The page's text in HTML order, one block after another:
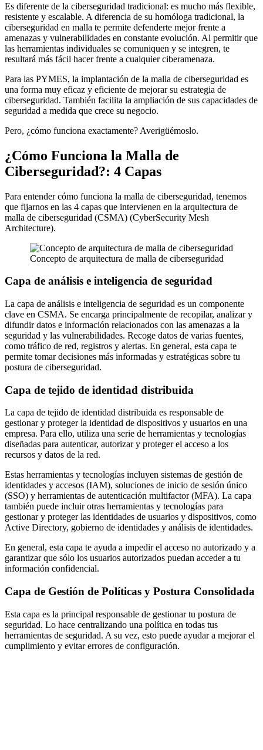
Es diferente de la ciberseguridad tradicional: es mucho más flexible,
resistente y escalable. A diferencia de su homóloga tradicional, la
ciberseguridad en malla te permite defenderte mejor frente a
amenazas y vulnerabilidades en constante evolución. Al permitir que
las herramientas individuales se comuniquen y se integren, te
resultará más fácil hacer frente a cualquier ciberamenaza.
Para las PYMES, la implantación de la malla de ciberseguridad es
una forma muy eficaz y eficiente de mejorar su estrategia de
ciberseguridad. También facilita la ampliación de sus capacidades de
seguridad a medida que crece su negocio.
Pero, ¿cómo funciona exactamente? Averigüémoslo.
¿Cómo Funciona la Malla de
Ciberseguridad?: 4 Capas
Para entender cómo funciona la malla de ciberseguridad, tenemos
que fijarnos en las 4 capas que intervienen en la arquitectura de
malla de ciberseguridad (CSMA) (CyberSecurity Mesh
Architecture).
Concepto de arquitectura de malla de ciberseguridad
Capa de análisis e inteligencia de seguridad
La capa de análisis e inteligencia de seguridad es un componente
clave en CSMA. Se encarga principalmente de recopilar, analizar y
difundir datos e información relacionados con las amenazas a la
seguridad y las vulnerabilidades. Recoge datos de varias fuentes,
como tráfico de red, registros y alertas. En general, esta capa te
permite tomar decisiones más informadas y estratégicas sobre tu
postura de ciberseguridad.
Capa de tejido de identidad distribuida
La capa de tejido de identidad distribuida es responsable de
gestionar y proteger la identidad de dispositivos y usuarios en una
empresa. Para ello, utiliza una serie de herramientas y tecnologías
diseñadas para autenticar, autorizar y proteger el acceso a los
recursos y datos de la red.
Estas herramientas y tecnologías incluyen sistemas de gestión de
identidades y accesos (IAM), soluciones de inicio de sesión único
(SSO) y herramientas de autenticación multifactor (MFA). La capa
también puede incluir otras herramientas y tecnologías para
gestionar y proteger las identidades de usuarios y dispositivos, como
Active Directory, gobierno de identidades y análisis de identidades.
En general, esta capa te ayuda a impedir el acceso no autorizado y a
garantizar que sólo los usuarios autorizados puedan acceder a tu
información confidencial.
Capa de Gestión de Políticas y Postura Consolidada
Esta capa es la principal responsable de gestionar tu postura de
seguridad. Lo hace centralizando una política en todas tus
herramientas de seguridad. A su vez, esto puede ayudar a mejorar el
cumplimiento y evitar errores de configuración.